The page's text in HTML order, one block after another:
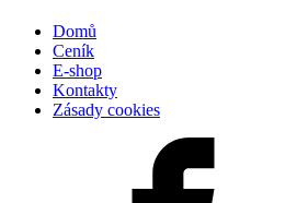
Domů
Ceník
E-shop
Kontakty
Zásady cookies